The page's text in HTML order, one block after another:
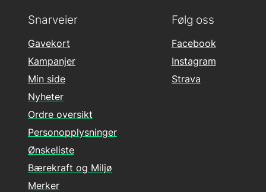
Følg oss
Facebook
Instagram
Strava
Snarveier
Gavekort
Kampanjer
Min side
Nyheter
Ordre oversikt
Personopplysninger
Ønskeliste
Bærekraft og Miljø
Merker